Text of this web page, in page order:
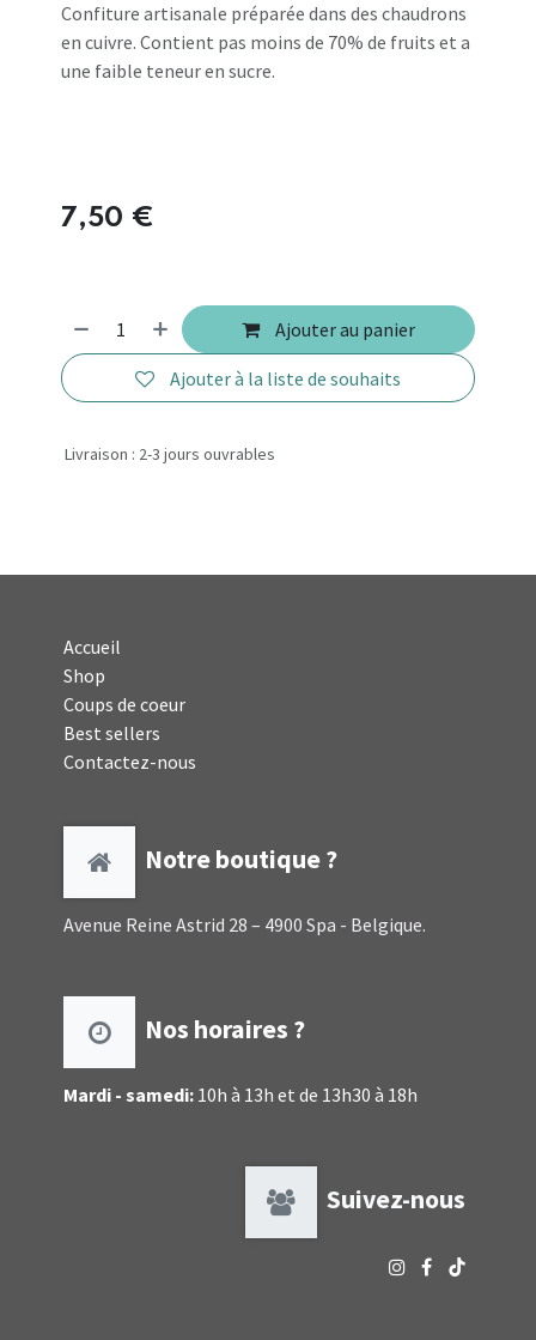
Confiture artisanale préparée dans des chaudrons
en cuivre. Contient pas moins de 70% de fruits et a
une faible teneur en sucre.
7,50 €
Ajouter au panier
Ajouter à la liste de souhaits
Livraison : 2-3 jours ouvrables
Accueil
Shop
Coups de coeur
Best sellers
Contactez-nous
Notre boutique ?
Avenue Reine Astrid 28 – 4900 Spa - Belgique.
Nos horaires ?
Mardi - samedi: 10h à 13h et de 13h30 à 18h
Suivez-nous